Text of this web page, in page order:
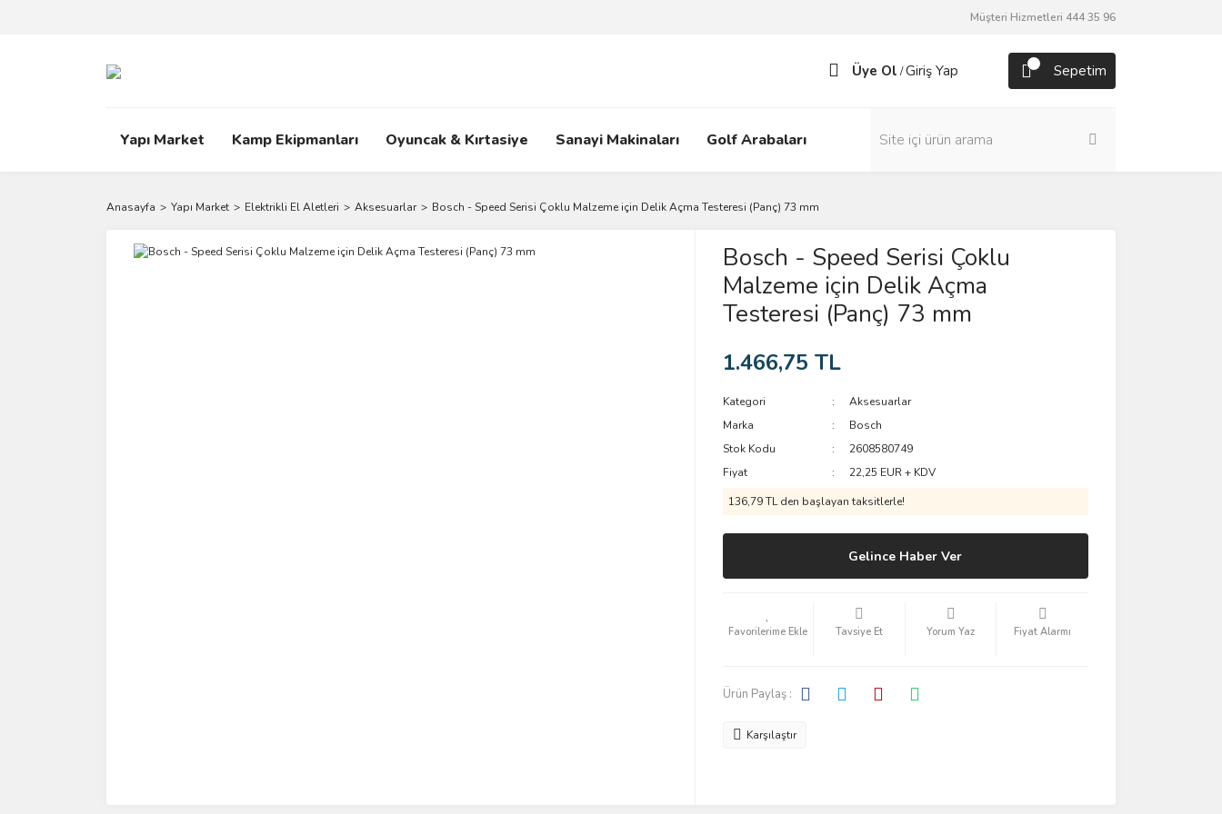
Müşteri Hizmetleri 444 35 96
Üye Ol /Giriş Yap Sepetim
Yapı Market Kamp Ekipmanları Oyuncak & Kırtasiye Sanayi Makinaları Golf Arabaları
Anasayfa Yapı Market Elektrikli El Aletleri Aksesuarlar Bosch - Speed Serisi Çoklu Malzeme için Delik Açma Testeresi (Panç) 73 mm
Bosch - Speed Serisi Çoklu
Malzeme için Delik Açma
Testeresi (Panç) 73 mm
1.466,75 TL
Kategori
Aksesuarlar
Marka
Bosch
Stok Kodu
2608580749
Fiyat
22,25 EUR + KDV
136,79 TL den başlayan taksitlerle!
Gelince Haber Ver
Tavsiye Et Yorum Yaz Fiyat Alarmı
Ürün Paylaş :
Karşılaştır